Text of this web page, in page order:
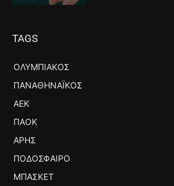
TAGS
ΟΛΥΜΠΙΑΚΌΣ
ΠΑΝΑΘΗΝΑΪΚΌΣ
ΑΕΚ
ΠΑΟΚ
ΆΡΗΣ
ΠΟΔΌΣΦΑΙΡΟ
ΜΠΆΣΚΕΤ